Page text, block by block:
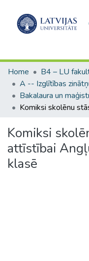
Home
Komiksi
attīstībai
klasē